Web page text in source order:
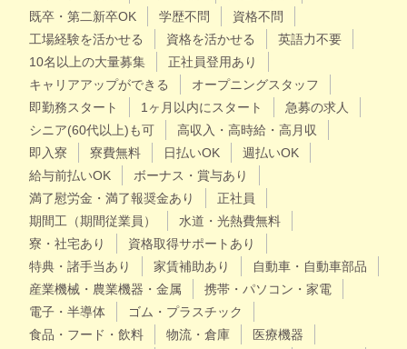
既卒・第二新卒OK
学歴不問
資格不問
工場経験を活かせる
資格を活かせる
英語力不要
10名以上の大量募集
正社員登用あり
キャリアアップができる
オープニングスタッフ
即勤務スタート
1ヶ月以内にスタート
急募の求人
シニア(60代以上)も可
高収入・高時給・高月収
即入寮
寮費無料 日払いOK
週払いOK
給与前払いOK
ボーナス・賞与あり
満了慰労金・満了報奨金あり
正社員
期間工（期間従業員）
水道・光熱費無料
寮・社宅あり
資格取得サポートあり
特典・諸手当あり
家賃補助あり
自動車・自動車部品
産業機械・農業機器・金属
携帯・パソコン・家電
電子・半導体
ゴム・プラスチック
食品・フード・飲料
物流・倉庫
医療機器